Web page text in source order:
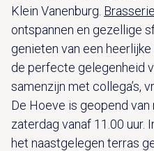
Klein Vanenburg.
ontspannen en gezellige
genieten van een
de perfecte gelegenheid
samenzijn met collega’s,
De Hoeve is geopend
zaterdag vanaf 11.00 uur.
het naastgelegen terras